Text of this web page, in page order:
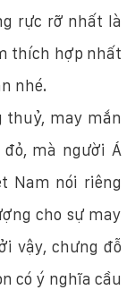
rực rỡ nhất là
thích hợp nhất
nhé.
thuỷ, may mắn
mà người Á
Nam nói riêng
cho sự may
vậy, chưng đỗ
có ý nghĩa cầu